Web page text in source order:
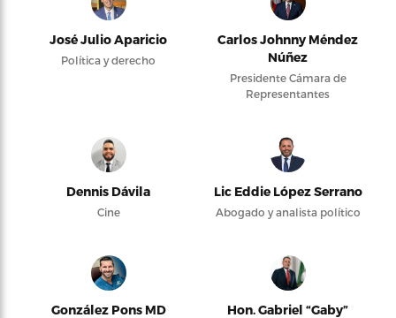
José Julio Aparicio
Política y derecho
Carlos Johnny Méndez
Núñez
Presidente Cámara de
Representantes
Dennis Dávila
Cine
Lic Eddie López Serrano
Abogado y analista político
González Pons MD
Hon. Gabriel “Gaby”